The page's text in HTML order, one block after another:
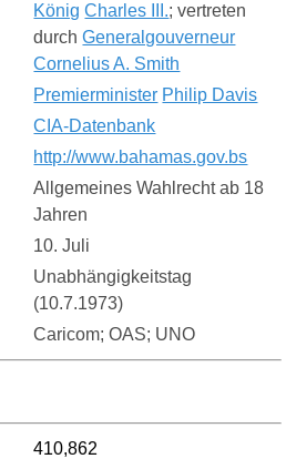
König Charles III.; vertreten
durchGeneralgouverneur
Cornelius A. Smith
Premierminister Philip Davis
CIA-Datenbank
http://www.bahamas.gov.bs
Allgemeines Wahlrecht ab 18
Jahren
10. Juli
Unabhängigkeitstag
(10.7.1973)
Caricom; OAS; UNO
410,862